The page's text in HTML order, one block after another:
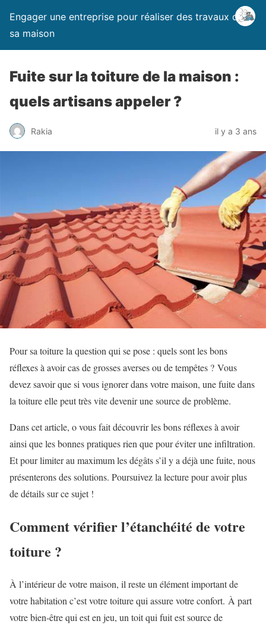
Engager une entreprise pour réaliser des travaux dans
sa maison
Fuite sur la toiture de la maison :
quels artisans appeler ?
Rakia il y a 3 ans
Pour sa toiture la question qui se pose : quels sont les bons
réflexes à avoir cas de grosses averses ou de tempêtes ? Vous
devez savoir que si vous ignorer dans votre maison, une fuite dans
la toiture elle peut très vite devenir une source de problème.
Dans cet article, o vous fait découvrir les bons réflexes à avoir
ainsi que les bonnes pratiques rien que pour éviter une infiltration.
Et pour limiter au maximum les dégâts s’il y a déjà une fuite, nous
présenterons des solutions. Poursuivez la lecture pour avoir plus
de détails sur ce sujet !
Comment vérifier l’étanchéité de votre
toiture ?
À l’intérieur de votre maison, il reste un élément important de
votre habitation c’est votre toiture qui assure votre confort. À part
votre bien-être qui est en jeu, un toit qui fuit est source de